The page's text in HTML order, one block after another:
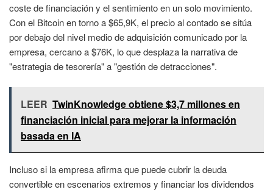
coste de financiación y el sentimiento en un solo movimiento.
Con el Bitcoin en torno a $65,9K, el precio al contado se sitúa
por debajo del nivel medio de adquisición comunicado por la
empresa, cercano a $76K, lo que desplaza la narrativa de
"estrategia de tesorería" a "gestión de detracciones".
LEER TwinKnowledge obtiene $3,7 millones en
financiación inicial para mejorar la información
basada en IA
Incluso si la empresa afirma que puede cubrir la deuda
convertible en escenarios extremos y financiar los dividendos